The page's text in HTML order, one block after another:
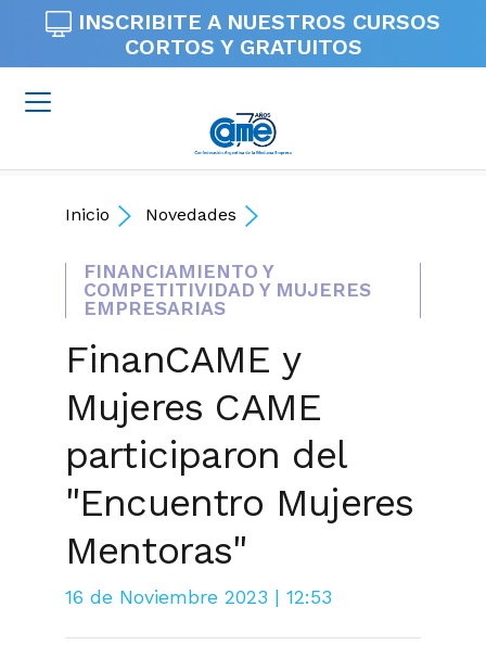
INSCRIBITE A NUESTROS CURSOS
CORTOS Y GRATUITOS
Inicio Novedades
FINANCIAMIENTO Y
COMPETITIVIDAD Y MUJERES
EMPRESARIAS
FinanCAME y
Mujeres CAME
participaron del
"Encuentro Mujeres
Mentoras"
16 de Noviembre 2023 | 12:53